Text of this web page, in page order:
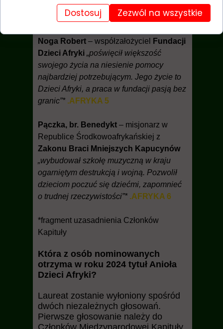
szansę na rozwój a mieszkańcom nowe
możliwości”* .AFRYKA 4
Noga Robert – współzałożyciel
Fundacji
Dzieci Afryki „poświęcił większość
swojego życia na niesienie pomocy
najbardziej potrzebującym. Jego życie to
Dzieci Afryki, a praca w fundacji pasją bez
granic”* .AFRYKA 5
Pączka, br. Benedykt – misjonarz w
Republice Środkowoafrykańskiej z
Zakonu Braci Mniejszych Kapucynów
„wybudował szkołę muzyczną w kraju
ogarniętym destrukcją i wojną. Pozwolił
dzieciom poczuć się dziećmi, zapomnieć
o trudnej rzeczywistości”* .AFRYKA 6
*fragment uzasadnienia Członków
Kapituły
Która z osób nominowanych
otrzyma w roku 2024 tytuł Anioła
Dzieci Afryki?
Laureat zostanie wyłoniony spośród
dwóch niezależnych głosowań.
Pierwsze głosowanie należy do
Członków Międzynarodowej Kapituły
Dostosuj Zezwól na wszystkie